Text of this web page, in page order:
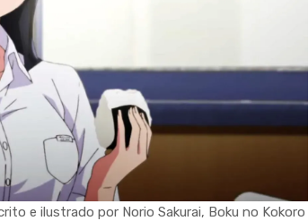
e ilustrado por Norio Sakurai, Boku no Kokoro